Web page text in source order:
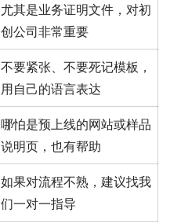
尤其是业务证明文件，对初
创公司非常重要
不要紧张、不要死记模板，
用自己的语言表达
哪怕是预上线的网站或样品
说明页，也有帮助
如果对流程不熟，建议找我
们一对一指导